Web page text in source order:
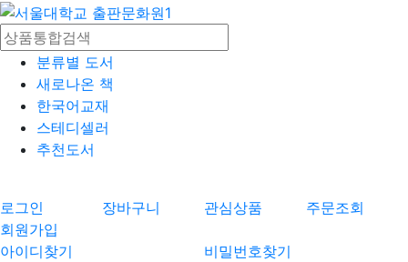
분류별 도서
새로나온 책
한국어교재
스테디셀러
추천도서
로그인 장바구니 관심상품
주문조회
회원가입
아이디찾기
비밀번호찾기